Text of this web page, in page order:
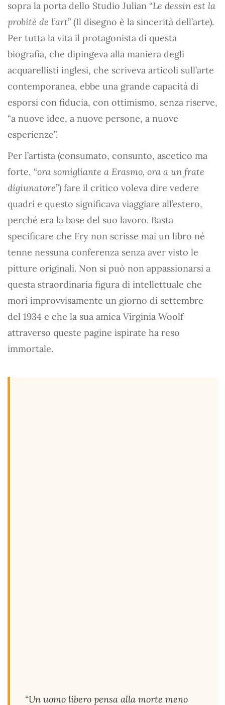
sopra la porta dello Studio Julian “Le dessin est la
probité de l’art” (Il disegno è la sincerità dell’arte).
Per tutta la vita il protagonista di questa
biografia, che dipingeva alla maniera degli
acquarellisti inglesi, che scriveva articoli sull’arte
contemporanea, ebbe una grande capacità di
esporsi con fiducia, con ottimismo, senza riserve,
“a nuove idee, a nuove persone, a nuove
esperienze”.
Per l’artista (consumato, consunto, ascetico ma
forte, “ora somigliante a Erasmo, ora a un frate
digiunatore”) fare il critico voleva dire vedere
quadri e questo significava viaggiare all’estero,
perché era la base del suo lavoro. Basta
specificare che Fry non scrisse mai un libro né
tenne nessuna conferenza senza aver visto le
pitture originali. Non si può non appassionarsi a
questa straordinaria figura di intellettuale che
morì improvvisamente un giorno di settembre
del 1934 e che la sua amica Virginia Woolf
attraverso queste pagine ispirate ha reso
immortale.
“Un uomo libero pensa alla morte meno